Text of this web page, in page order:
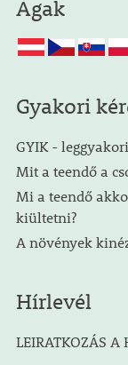
Ágak
Gyakori
GYIK -
Mit a teendő a
Mi a teendő
kiültetni?
A növények
Hírlevél
LEIRATKOZÁS A